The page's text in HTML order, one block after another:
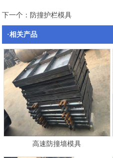
下一个： 防撞护栏模具
·相关产品
高速防撞墙模具